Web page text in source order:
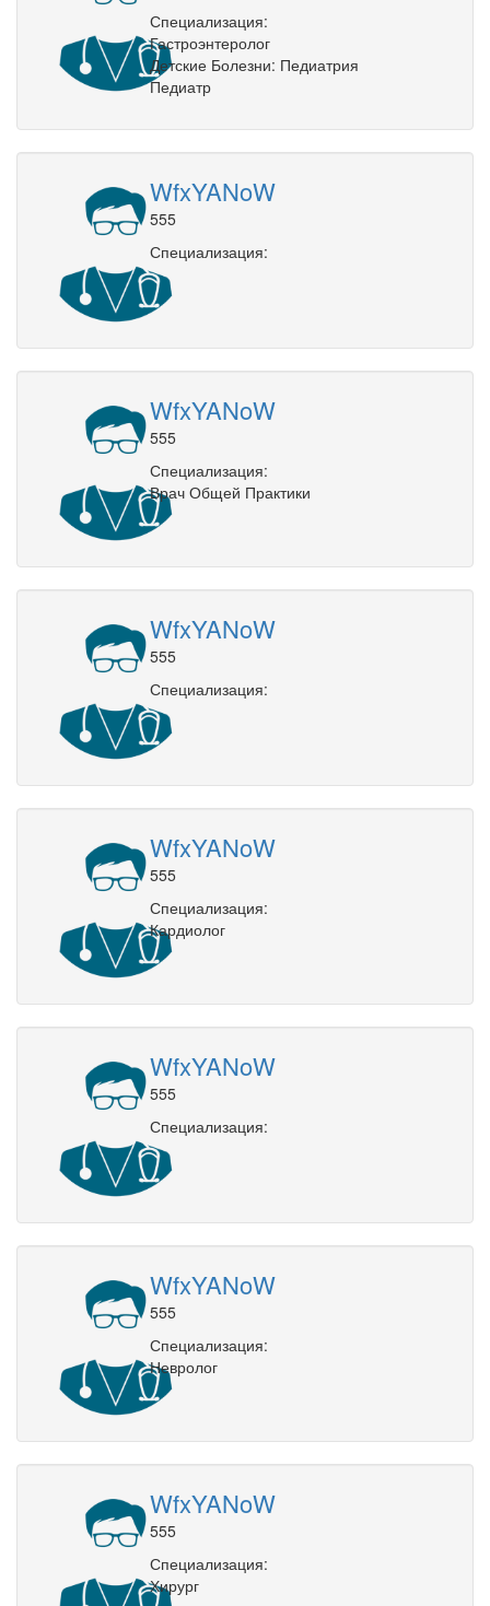
Специализация:
Гастроэнтеролог
Детские Болезни: Педиатрия
Педиатр
WfxYANoW
555
Специализация:
WfxYANoW
555
Специализация:
Врач Общей Практики
WfxYANoW
555
Специализация:
WfxYANoW
555
Специализация:
Кардиолог
WfxYANoW
555
Специализация:
WfxYANoW
555
Специализация:
Невролог
WfxYANoW
555
Специализация:
Хирург